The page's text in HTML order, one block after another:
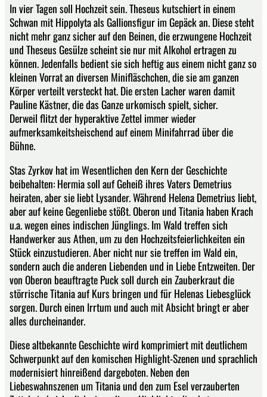
In vier Tagen soll Hochzeit sein. Theseus kutschiert in einem
Schwan mit Hippolyta als Gallionsfigur im Gepäck an. Diese steht
nicht mehr ganz sicher auf den Beinen, die erzwungene Hochzeit
und Theseus Gesülze scheint sie nur mit Alkohol ertragen zu
können. Jedenfalls bedient sie sich heftig aus einem nicht ganz so
kleinen Vorrat an diversen Minifläschchen, die sie am ganzen
Körper verteilt versteckt hat. Die ersten Lacher waren damit
Pauline Kästner, die das Ganze urkomisch spielt, sicher.
Derweil flitzt der hyperaktive Zettel immer wieder
aufmerksamkeitsheischend auf einem Minifahrrad über die
Bühne.
Stas Zyrkov hat im Wesentlichen den Kern der Geschichte
beibehalten: Hermia soll auf Geheiß ihres Vaters Demetrius
heiraten, aber sie liebt Lysander. Während Helena Demetrius liebt,
aber auf keine Gegenliebe stößt. Oberon und Titania haben Krach
u.a. wegen eines indischen Jünglings. Im Wald treffen sich
Handwerker aus Athen, um zu den Hochzeitsfeierlichkeiten ein
Stück einzustudieren. Aber nicht nur sie treffen im Wald ein,
sondern auch die anderen Liebenden und in Liebe Entzweiten. Der
von Oberon beauftragte Puck soll durch ein Zauberkraut die
störrische Titania auf Kurs bringen und für Helenas Liebesglück
sorgen. Durch einen Irrtum und auch mit Absicht bringt er aber
alles durcheinander.
Diese altbekannte Geschichte wird komprimiert mit deutlichem
Schwerpunkt auf den komischen Highlight-Szenen und sprachlich
modernisiert hinreißend dargeboten. Neben den
Liebeswahnszenen um Titania und den zum Esel verzauberten